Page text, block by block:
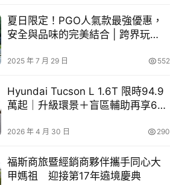
s/d2a8N
夏日限定！PGO人氣款最強優惠，
安全與品味的完美結合 | 跨界玩
2025 年 7 月 29 日 552
Hyundai Tucson L 1.6T 限時94.9
萬起｜升級環景＋盲區輔助再享6萬
2026 年 4 月 30 日 290
福斯商旅暨經銷商夥伴攜手同心大
甲媽祖 迎接第17年遶境慶典